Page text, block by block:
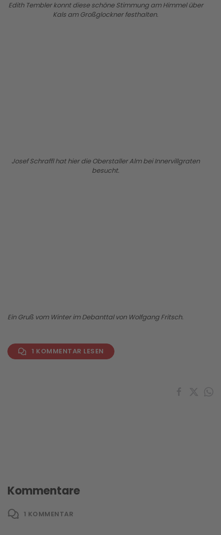
Edith Tembler konnt diese schöne Stimmung am Himmel über
Kals am Großglockner festhalten.
Josef Schraffl hat hier die Oberstaller Alm bei Innervillgraten
besucht.
Ein Gruß vom Winter im Debanttal von Wolfgang Fritsch.
1 KOMMENTAR LESEN
Kommentare
1 KOMMENTAR